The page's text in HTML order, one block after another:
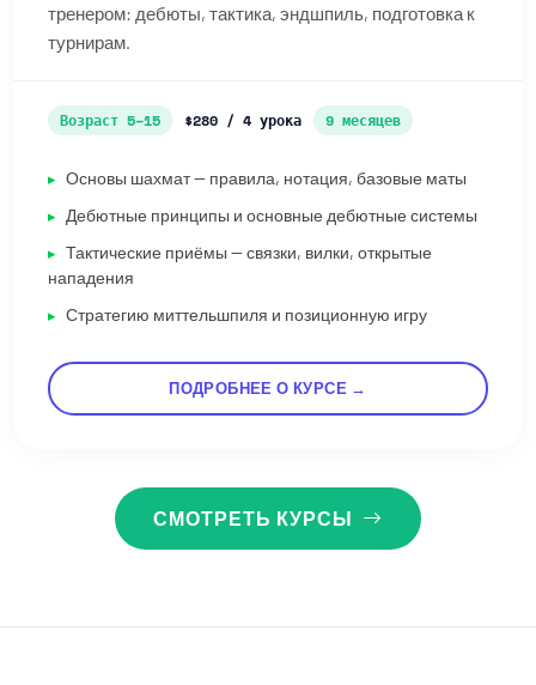
тренером: дебюты, тактика, эндшпиль, подготовка к
турнирам.
Возраст 5–15 $280 / 4 урока 9 месяцев
Основы шахмат — правила, нотация, базовые маты
Дебютные принципы и основные дебютные системы
Тактические приёмы — связки, вилки, открытые
нападения
Стратегию миттельшпиля и позиционную игру
ПОДРОБНЕЕ О КУРСЕ →
СМОТРЕТЬ КУРСЫ